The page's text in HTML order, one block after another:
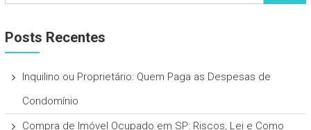
Posts Recentes
Inquilino ou Proprietário: Quem Paga as Despesas de
Condomínio
Compra de Imóvel Ocupado em SP: Riscos, Lei e Como